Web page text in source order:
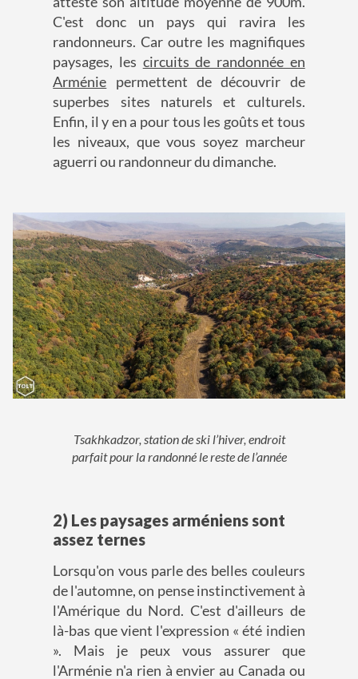
C'est donc un pays qui ravira les
randonneurs. Car outre les magnifiques
paysages, les circuits de randonnée en
Arménie permettent de découvrir de
superbes sites naturels et culturels.
Enfin, il y en a pour tous les goûts et tous
les niveaux, que vous soyez marcheur
aguerri ou randonneur du dimanche.
Tsakhkadzor, station de ski l’hiver, endroit
parfait pour la randonné le reste de l’année
2) Les paysages arméniens sont
assez ternes
Lorsqu'on vous parle des belles couleurs
de l'automne, on pense instinctivement à
l'Amérique du Nord. C'est d'ailleurs de
là-bas que vient l'expression « été indien
». Mais je peux vous assurer que
l'Arménie n'a rien à envier au Canada ou